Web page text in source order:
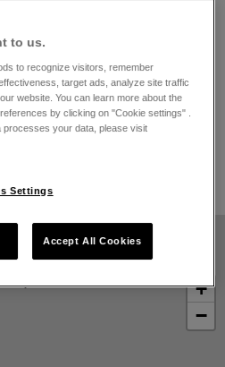
10:00
10:00-21:00
10:00-21:00
10:00-21:00
10:00
+
−
to us.
to recognize visitors, remember
target ads, analyze site traffic
website. You can learn more about the
by clicking on "Cookie settings" .
processes your data, please visit
Settings
Accept All Cookies